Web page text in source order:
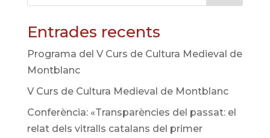
Entrades recents
Programa del V Curs de Cultura Medieval de
Montblanc
V Curs de Cultura Medieval de Montblanc
Conferència: «Transparències del passat: el
relat dels vitralls catalans del primer